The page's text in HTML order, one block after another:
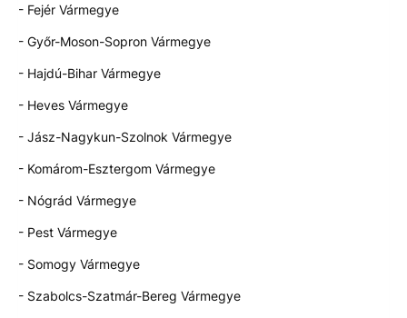
- Fejér Vármegye
- Győr-Moson-Sopron Vármegye
- Hajdú-Bihar Vármegye
- Heves Vármegye
- Jász-Nagykun-Szolnok Vármegye
- Komárom-Esztergom Vármegye
- Nógrád Vármegye
- Pest Vármegye
- Somogy Vármegye
- Szabolcs-Szatmár-Bereg Vármegye